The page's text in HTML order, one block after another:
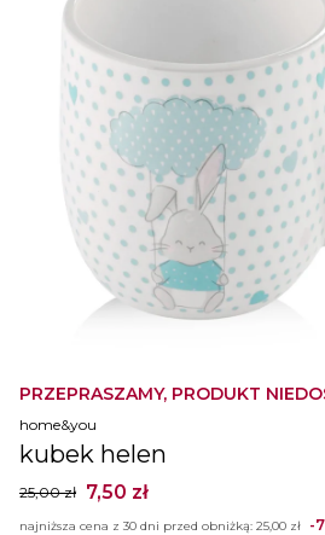
PRZEPRASZAMY, PRODUKT
home&you
kubek helen
25,00 zł 7,50 zł
najniższa cena z 30 dni przed obniżką: 25,00 zł -